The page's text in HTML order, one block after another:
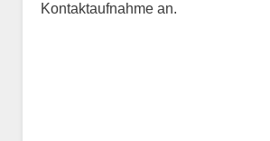
Kontaktaufnahme an.